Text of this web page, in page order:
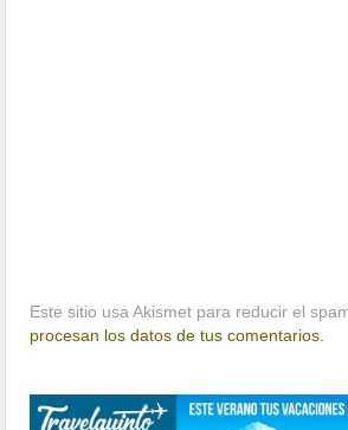
Este sitio usa Akismet para reducir el
procesan los datos de tus comentarios.